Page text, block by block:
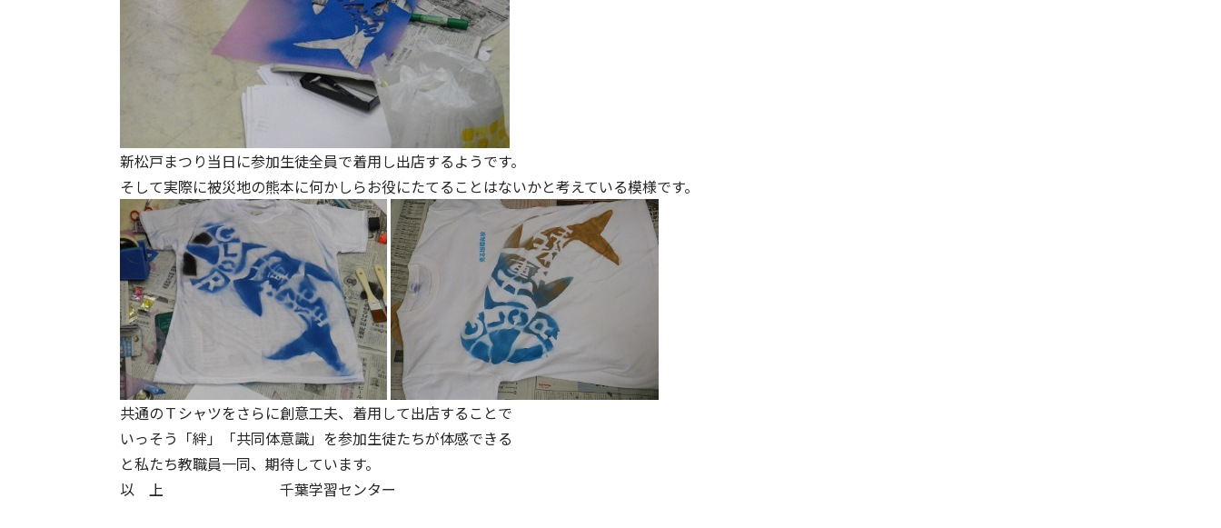
新松戸まつり当日に参加生徒全員で着用し出店するようです。
そして実際に被災地の熊本に何かしらお役にたてることはないかと考えている模様です。
共通のＴシャツをさらに創意工夫、着用して出店することで
いっそう「絆」「共同体意識」を参加生徒たちが体感できる
と私たち教職員一同、期待しています。
以 上 千葉学習センター